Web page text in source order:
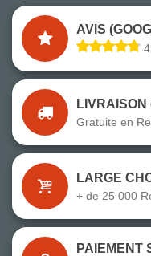
AVIS
LIVRAISON
Gratuite en
LARGE
+ de 25 000
PAIEMENT